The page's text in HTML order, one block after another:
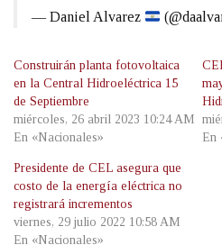
— Daniel Alvarez
Construirán planta fotovoltaica
en la Central Hidroeléctrica 15
de Septiembre
miércoles, 26 abril 2023 10:24 AM
En «Nacionales»
En
Presidente de CEL asegura que
costo de la energía eléctrica no
registrará incrementos
viernes, 29 julio 2022 10:58 AM
En «Nacionales»